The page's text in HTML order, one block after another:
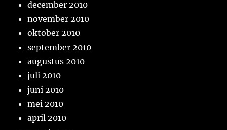
december 2010
november 2010
oktober 2010
september 2010
augustus 2010
juli 2010
juni 2010
mei 2010
april 2010